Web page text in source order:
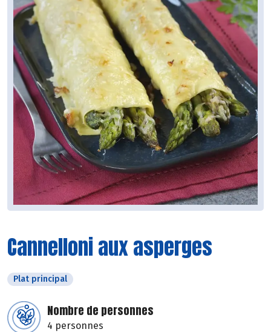
Cannelloni aux asperges
Plat principal
Nombre de personnes
4 personnes